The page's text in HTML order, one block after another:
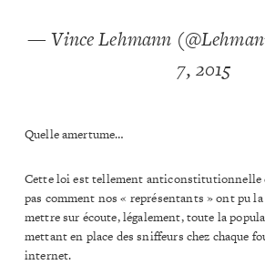
— Vince Lehmann
7, 2015
Quelle amertume…
Cette loi est tellement anticonstitutionnelle
pas comment nos « représentants » ont pu
mettre sur écoute, légalement, toute la
mettant en place des sniffeurs chez chaque
internet.